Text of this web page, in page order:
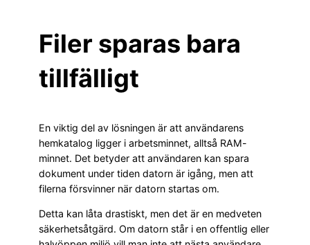
Filer sparas bara
tillfälligt
En viktig del av lösningen är att användarens
hemkatalog ligger i arbetsminnet, alltså RAM-
minnet. Det betyder att användaren kan spara
dokument under tiden datorn är igång, men att
filerna försvinner när datorn startas om.
Detta kan låta drastiskt, men det är en medveten
säkerhetsåtgärd. Om datorn står i en offentlig eller